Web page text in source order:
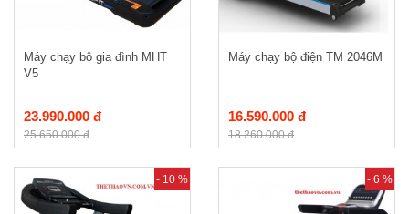
Máy chạy bộ gia đình MHT
V5
23.990.000 đ
25.650.000 đ
Máy chạy bộ điện TM 2046M
16.590.000 đ
18.260.000 đ
- 10 % - 6 %